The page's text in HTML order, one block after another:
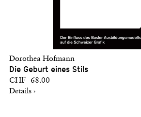
Dorothea Hofmann
Die Geburt eines Stils
CHF 68.00
Details ›